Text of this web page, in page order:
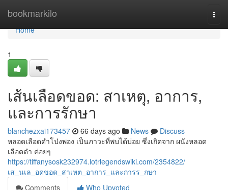
bookmarkilo
Home
Home
1
เส้นเลือดขอด: สาเหตุ, อาการ,
และการรักษา
blanchezxai173457 66 days ago News
Discuss
หลอดเลือดดำโป่งพอง เป็นภาวะที่พบได้บ่อย ซึ่งเกิดจาก ผนังหลอด
เลือดดำ ค่อยๆ
https://tiffanysosk232974.lotrlegendswiki.com/2354822/
เส_นเล_อดขอด_สาเหต_อาการ_และการร_กษา
Comments
Who Upvoted